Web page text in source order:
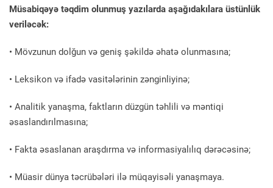
Müsabiqəyə təqdim olunmuş yazılarda aşağıdakılara üstünlük
veriləcək:
• Mövzunun dolğun və geniş şəkildə əhatə olunmasına;
• Leksikon və ifadə vasitələrinin zənginliyinə;
• Analitik yanaşma, faktların düzgün təhlili və məntiqi
əsaslandırılmasına;
• Fakta əsaslanan araşdırma və informasiyalılıq dərəcəsinə;
• Müasir dünya təcrübələri ilə müqayisəli yanaşmaya.